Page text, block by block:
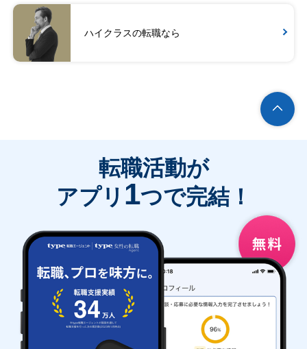
ハイクラスの転職なら
転職活動が
アプリ 1つで完結！